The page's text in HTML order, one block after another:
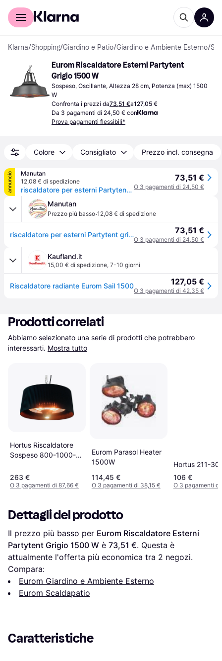
Per il tuo shopping
Klarna/Shopping/Giardino e Patio/Giardino e Ambiente Esterno/
Eurom Riscaldatore Esterni Partytent
Grigio 1500 W
Sospeso, Oscillante, Altezza 28 cm, Potenza (max) 1500
W
Confronta i prezzi da73,51 €a127,05 €
Da 3 pagamenti di 24,50 € con
Prova pagamenti flessibili*
Colore Consigliato Prezzo incl. consegna
annuncio
Manutan
12,08 € di spedizione
riscaldatore per esterni Partytent grigio, - Grey
73,51 €
O 3 pagamenti di 24,50 €
Manutan
Prezzo più basso·12,08 € di spedizione
riscaldatore per esterni Partytent grigio, - Grey 73,51 €
O 3 pagamenti di 24,50 €
Kaufland.it
15,00 € di spedizione, 7-10 giorni
Riscaldatore radiante Eurom Sail 1500 127,05 €
O 3 pagamenti di 42,35 €
Prodotti correlati
Abbiamo selezionato una serie di prodotti che potrebbero
interessarti. Mostra tutto
Hortus Riscaldatore
Sospeso 800-1000-
263 €
O 3 pagamenti di 87,66 €
Eurom Parasol Heater
1500W
114,45 €
O 3 pagamenti di 38,15 €
Hortus 211-
106 €
O 3 pagamenti
Dettagli del prodotto
Il prezzo più basso per Eurom Riscaldatore Esterni
Partytent Grigio 1500 W è 73,51 €. Questa è
attualmente l'offerta più economica tra 2 negozi.
Compara:
Eurom Giardino e Ambiente Esterno
Eurom Scaldapatio
Caratteristiche